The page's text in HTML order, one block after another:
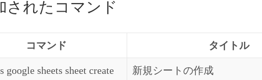
されたコマンド
コマンド タイトル
google sheets sheet create 新規シートの作成